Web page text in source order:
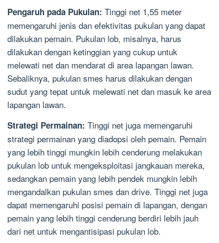
Pengaruh pada Pukulan: Tinggi net 1,55 meter
memengaruhi jenis dan efektivitas pukulan yang dapat
dilakukan pemain. Pukulan lob, misalnya, harus
dilakukan dengan ketinggian yang cukup untuk
melewati net dan mendarat di area lapangan lawan.
Sebaliknya, pukulan smes harus dilakukan dengan
sudut yang tepat untuk melewati net dan masuk ke area
lapangan lawan.
Strategi Permainan: Tinggi net juga memengaruhi
strategi permainan yang diadopsi oleh pemain. Pemain
yang lebih tinggi mungkin lebih cenderung melakukan
pukulan lob untuk mengeksploitasi jangkauan mereka,
sedangkan pemain yang lebih pendek mungkin lebih
mengandalkan pukulan smes dan drive. Tinggi net juga
dapat memengaruhi posisi pemain di lapangan, dengan
pemain yang lebih tinggi cenderung berdiri lebih jauh
dari net untuk mengantisipasi pukulan lob.